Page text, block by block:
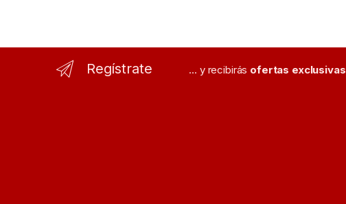
Regístrate ... y recibirás ofertas exclusivas